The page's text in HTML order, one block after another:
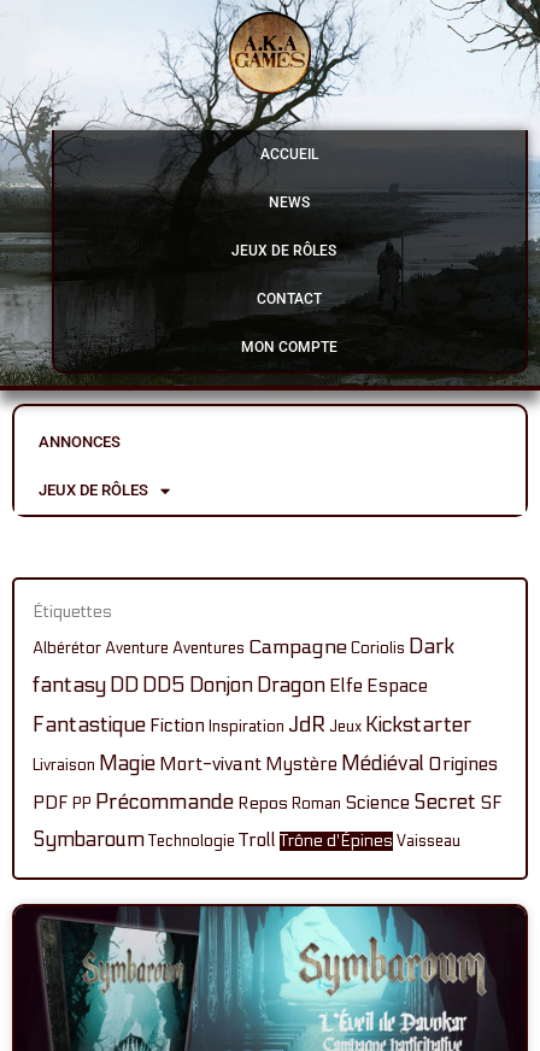
contenu
ACCUEIL
NEWS
JEUX DE RÔLES
CONTACT
MON COMPTE
ANNONCES
JEUX DE RÔLES
Étiquettes
AlbérétorAventure Aventures CampagneCoriolis Dark
fantasy DD DD5 Donjon Dragon Elfe Espace
Fantastique Fiction Inspiration JdR Jeux Kickstarter
Livraison Magie Mort-vivant Mystère Médiéval Origines
PDF PP Précommande Repos Roman Science Secret SF
SymbaroumTechnologie Troll Trône d'Épines Vaisseau